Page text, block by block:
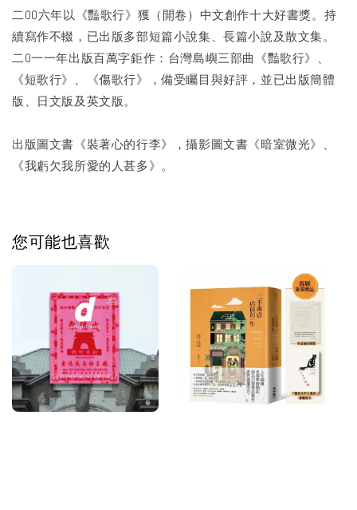
二OO六年以《豔歌行》獲（開卷）中文創作十大好書獎。持
續寫作不輟，已出版多部短篇小說集、長篇小說及散文集。
二O一一年出版百萬字鉅作：台灣島嶼三部曲《豔歌行》、
《短歌行》、《傷歌行》，備受矚目與好評，並已出版簡體
版、日文版及英文版。
出版圖文書《裝著心的行李》，攝影圖文書《暗室微光》、
《我虧欠我所愛的人甚多》。
您可能也喜歡